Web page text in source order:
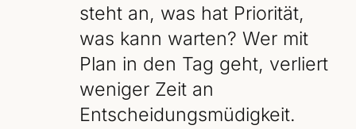
steht an, was hat Priorität,
was kann warten? Wer mit
Plan in den Tag geht, verliert
weniger Zeit an
Entscheidungsmüdigkeit.